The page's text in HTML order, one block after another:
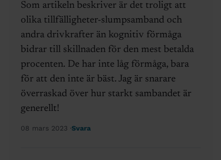
Som artikeln beskriver är det troligt att
olika tillfälligheter-slumpsamband och
andra drivkrafter än kognitiv förmåga
bidrar till skillnaden för den mest betalda
procenten. De har inte låg förmåga, bara
för att den inte är bäst. Jag är snarare
överraskad över hur starkt sambandet är
generellt!
08 mars 2023 Svara